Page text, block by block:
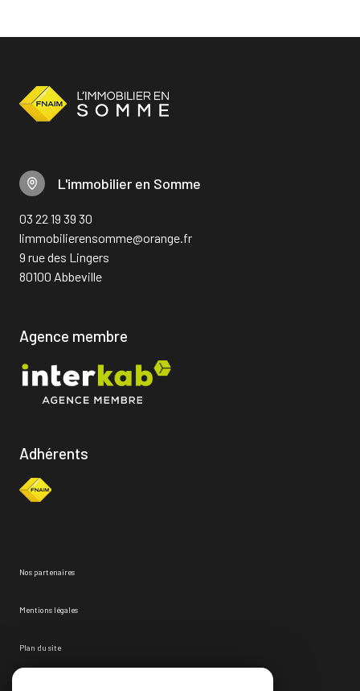
L'immobilier en Somme
03 22 19 39 30
limmobilierensomme@orange.fr
9 rue des Lingers
80100 Abbeville
Agence membre
Adhérents
Nos partenaires
Mentions légales
Plan du site